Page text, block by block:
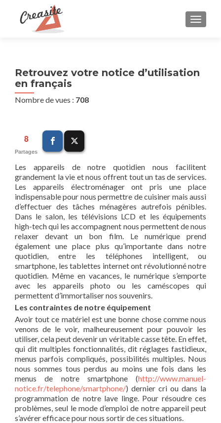
Retrouvez votre notice d’utilisation
en français
Nombre de vues : 708
8
Partages
Les appareils de notre quotidien nous facilitent
grandement la vie et nous offrent tout un tas de services.
Les appareils électroménager ont pris une place
indispensable pour nous permettre de cuisiner mais aussi
d’effectuer des tâches ménagères autrefois pénibles.
Dans le salon, les télévisions LCD et les équipements
high-tech qui les accompagnent nous permettent de nous
relaxer devant un bon film. Le numérique prend
également une place plus qu’importante dans notre
quotidien, entre les téléphones intelligent, ou
smartphone, les tablettes internet ont révolutionné notre
quotidien. Même en vacances, le numérique s’emporte
avec les appareils photo ou les caméscopes qui
permettent d’immortaliser nos souvenirs.
Les contraintes de notre équipement
Avoir tout ce matériel est une bonne chose comme nous
venons de le voir, malheureusement pour pouvoir les
utiliser, cela peut devenir un véritable casse tête. En effet,
qui dit multiples fonctionnalités, dit réglages fastidieux,
menus parfois compliqués, possibilités multiples. Nous
nous sommes tous perdus au moins une fois dans les
menus de notre smartphone (http://www.manuel-
notice.fr/telephone/smartphone/) dernier cri ou dans la
programmation de notre lave linge. Pour résoudre ces
problèmes, seul le mode d’emploi de notre appareil peut
s’avérer efficace pour nous sortir de ces situations.